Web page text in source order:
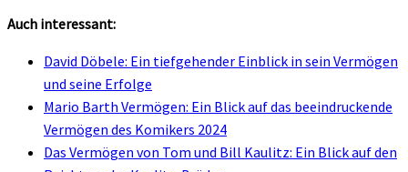
Auch interessant:
David Döbele: Ein tiefgehender Einblick in sein Vermögen
und seine Erfolge
Mario Barth Vermögen: Ein Blick auf das beeindruckende
Vermögen des Komikers 2024
Das Vermögen von Tom und Bill Kaulitz: Ein Blick auf den